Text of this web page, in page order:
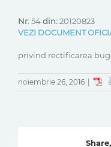
Nr:54din:20120823
VEZI DOCUMENT
privind rectificarea
noiembrie 26, 2016